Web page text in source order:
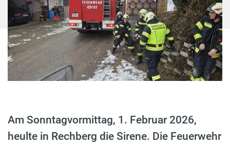
Am Sonntagvormittag, 1. Februar 2026,
heulte in Rechberg die Sirene. Die Feuerwehr